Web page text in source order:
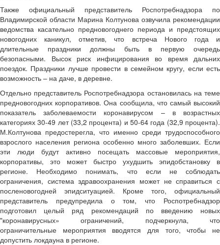
Также официальный представитель Роспотребнадзора по
Владимирской области Марина Колтунова озвучила рекомендации
ведомства касательно предновогоднего периода и предстоящих
новогодних каникул, отметив, что встреча Нового года и
длительные праздники должны быть в первую очередь
безопасными. Высок риск инфицирования во время дальних
поездок. Праздники лучше провести в семейном кругу, если есть
возможность – на даче, в деревне.
Отдельно представитель Роспотребнадзора остановилась на теме
предновогодних корпоративов. Она сообщила, что самый высокий
показатель заболеваемости коронавирусом – в возрастных
категориях 30-49 лет (33,2 процента) и 50-64 года (32,9 процента).
М.Колтунова предостерегла, что именно среди трудоспособного
взрослого населения региона особенно много заболевших. Если
эти люди будут активно посещать массовые мероприятия,
корпоративы, это может быстро ухудшить эпидобстановку в
регионе. Необходимо понимать, что если не соблюдать
ограничения, система здравоохранения может не справиться с
посленовогодней эпидситуацией. Кроме того, официальный
представитель предупредила о том, что Роспотребнадзор
подготовил целый ряд рекомендаций по введению новых
"коронавирусных» ограничений, подчеркнула, что
ограничительные мероприятия вводятся для того, чтобы не
допустить локдауна в регионе.